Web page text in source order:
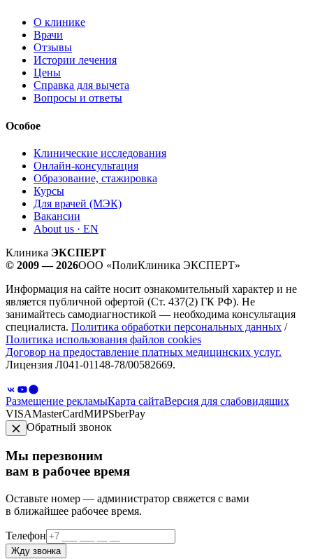
О клинике
Врачи
Отзывы
Истории лечения
Цены
Справка для вычета
Вопросы и ответы
Особое
Клинические исследования
Онлайн-консультация
Образование, стажировка
Курсы
Для врачей (МЭК)
Вакансии
About us · EN
Клиника ЭКСПЕРТ
© 2009 — 2026ООО «ПолиКлиника ЭКСПЕРТ»
Информация на сайте носит ознакомительный характер и не
является публичной офертой (Ст. 437(2) ГК РФ). Не
занимайтесь самодиагностикой — необходима консультация
специалиста. Политика обработки персональных данных /
Политика использования файлов cookies
Договор на предоставление платных медицинских услуг.
Лицензия Л041-01148-78/00582669.
Размещение рекламыКарта сайтаВерсия для слабовидящих
VISAMasterCardМИРSberPay
Обратный звонок
Мы перезвоним
вам в рабочее время
Оставьте номер — администратор свяжется с вами
в ближайшее рабочее время.
Телефон
Жду звонка